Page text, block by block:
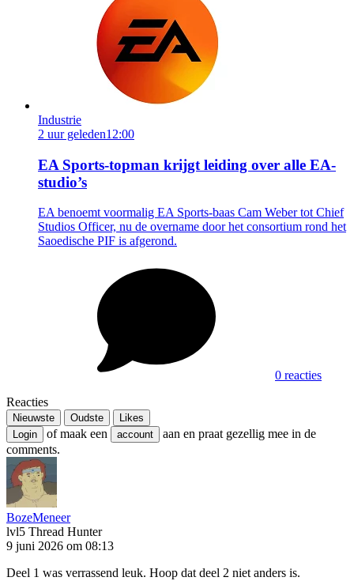
Industrie
2 uur geleden12:00
EA Sports-topman krijgt leiding over alle EA-
studio’s
EA benoemt voormalig EA Sports-baas Cam Weber tot Chief
Studios Officer, nu de overname door het consortium rond het
Saoedische PIF is afgerond.
0 reacties
Reacties
Nieuwste Oudste
Likes
Login
of maak een account
aan en praat gezellig mee in de
comments.
BozeMeneer
lvl5 Thread Hunter
9 juni 2026 om 08:13
Deel 1 was verrassend leuk. Hoop dat deel 2 niet anders is.